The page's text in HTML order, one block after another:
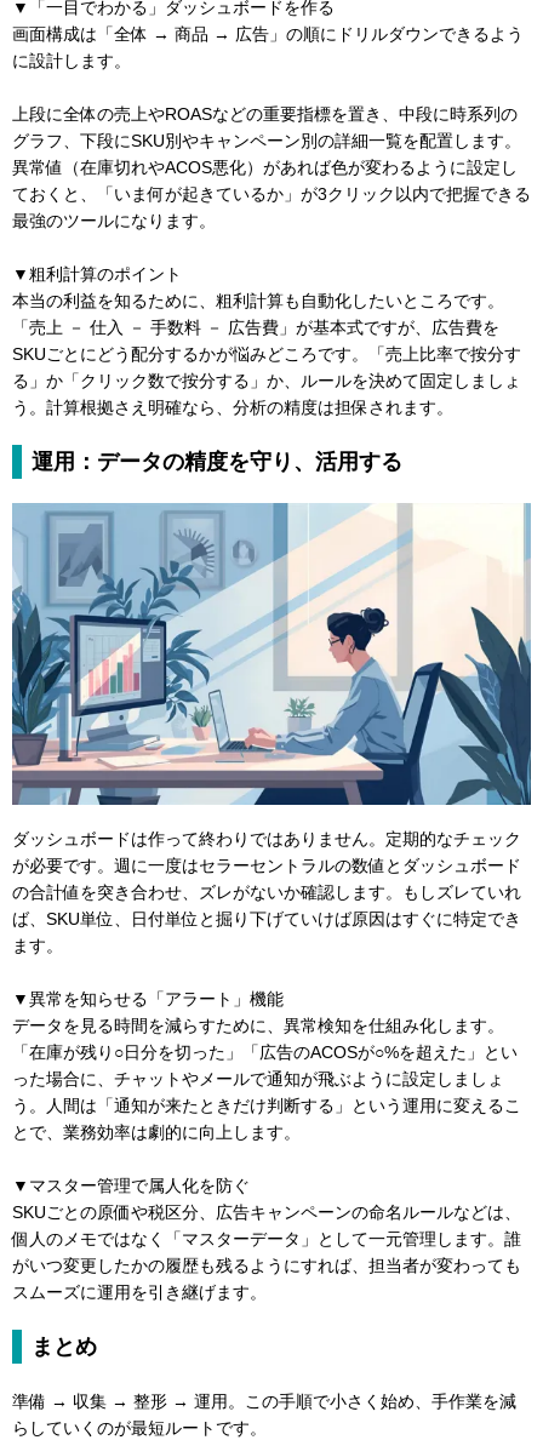
▼「一目でわかる」ダッシュボードを作る
画面構成は「全体 → 商品 → 広告」の順にドリルダウンできるよう
に設計します。
上段に全体の売上やROASなどの重要指標を置き、中段に時系列の
グラフ、下段にSKU別やキャンペーン別の詳細一覧を配置します。
異常値（在庫切れやACOS悪化）があれば色が変わるように設定し
ておくと、「いま何が起きているか」が3クリック以内で把握できる
最強のツールになります。
▼粗利計算のポイント
本当の利益を知るために、粗利計算も自動化したいところです。
「売上 － 仕入 － 手数料 － 広告費」が基本式ですが、広告費を
SKUごとにどう配分するかが悩みどころです。「売上比率で按分す
る」か「クリック数で按分する」か、ルールを決めて固定しましょ
う。計算根拠さえ明確なら、分析の精度は担保されます。
運用：データの精度を守り、活用する
ダッシュボードは作って終わりではありません。定期的なチェック
が必要です。週に一度はセラーセントラルの数値とダッシュボード
の合計値を突き合わせ、ズレがないか確認します。もしズレていれ
ば、SKU単位、日付単位と掘り下げていけば原因はすぐに特定でき
ます。
▼異常を知らせる「アラート」機能
データを見る時間を減らすために、異常検知を仕組み化します。
「在庫が残り○日分を切った」「広告のACOSが○%を超えた」とい
った場合に、チャットやメールで通知が飛ぶように設定しましょ
う。人間は「通知が来たときだけ判断する」という運用に変えるこ
とで、業務効率は劇的に向上します。
▼マスター管理で属人化を防ぐ
SKUごとの原価や税区分、広告キャンペーンの命名ルールなどは、
個人のメモではなく「マスターデータ」として一元管理します。誰
がいつ変更したかの履歴も残るようにすれば、担当者が変わっても
スムーズに運用を引き継げます。
まとめ
準備 → 収集 → 整形 → 運用。この手順で小さく始め、手作業を減
らしていくのが最短ルートです。